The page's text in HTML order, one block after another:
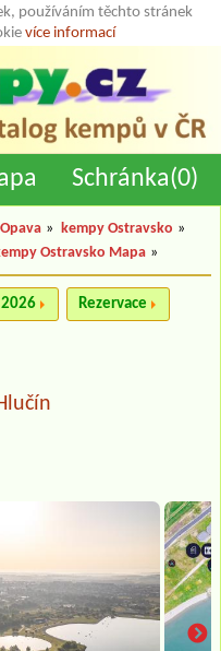
používáním těchto stránek
více informací
Schránka(0)
» kempy Ostravsko »
Ostravsko Mapa »
Rezervace